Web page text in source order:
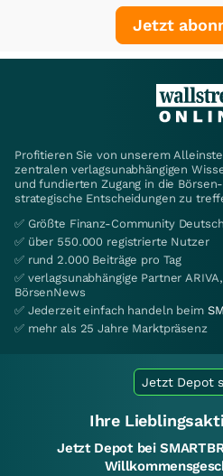
Jetzt
Profitieren Sie von unserem
zentralen verlagsunabhängigen
und fundierten Zugang in die
strategische Entscheidungen zu
✅ Größte Finanz-Community
✅ über 550.000 registrierte Nutzer
✅ rund 2.000 Beiträge pro Tag
✅ verlagsunabhängige Partner
BörsenNews
✅ Jederzeit einfach handeln beim
✅ mehr als 25 Jahre Marktpräsenz
Jetzt Depot
Ihre
Jetzt Depot bei